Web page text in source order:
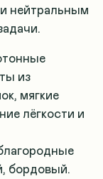
нейтральным
из
мягкие
лёгкости и
бордовый.